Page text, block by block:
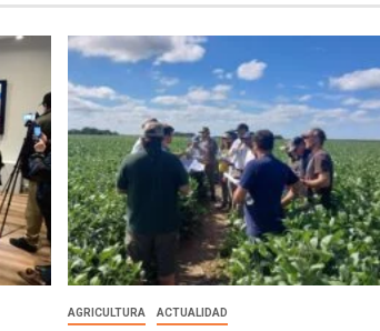
AGRICULTURA ACTUALIDAD